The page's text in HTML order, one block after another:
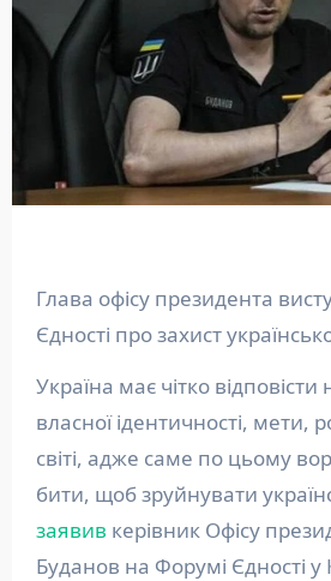
Глава офісу президента
Єдності про захист
Україна має чітко відповісти на питання
власної ідентичності, мети,
світі, адже саме по цьому
бити, щоб зруйнувати
заявив керівник Офісу
Буданов на Форумі Єдності у